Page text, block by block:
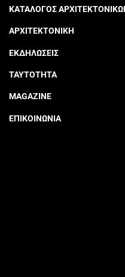
ΚΑΤΑΛΟΓΟΣ
ΑΡΧΙΤΕΚΤΟΝΙΚΗ
ΕΚΔΗΛΩΣΕΙΣ
ΤΑΥΤΟΤΗΤΑ
MAGAZINE
ΕΠΙΚΟΙΝΩΝΙΑ